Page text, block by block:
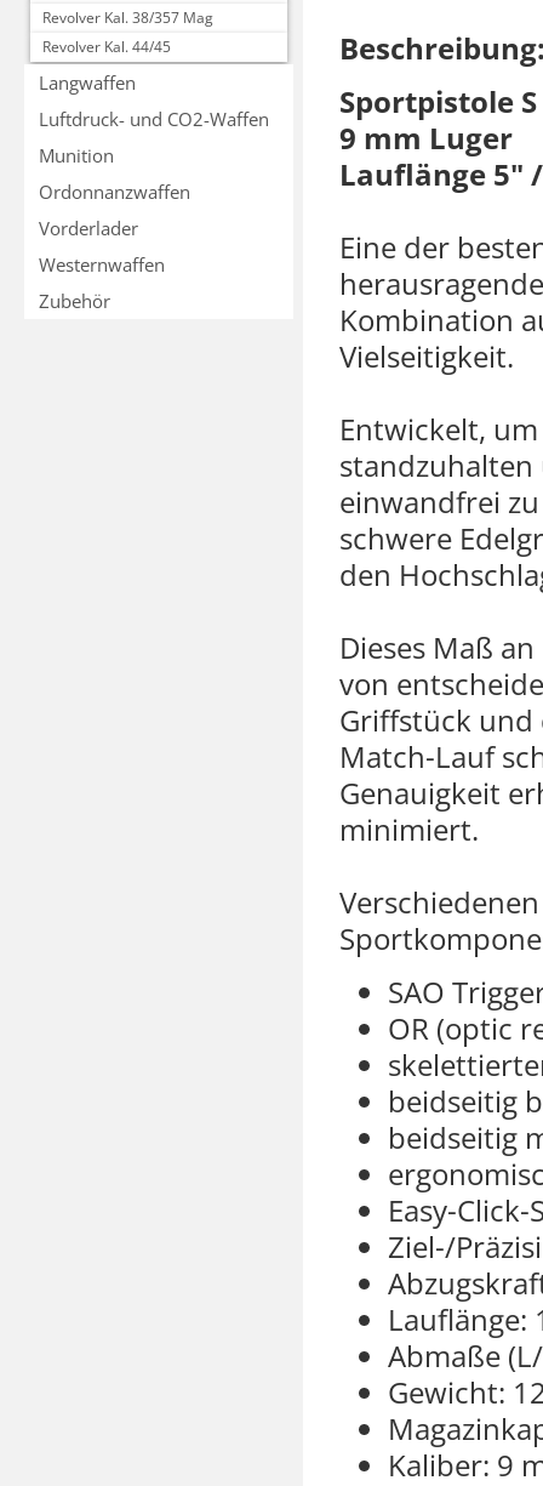
Revolver Kal. 38/357 Mag
Revolver Kal. 44/45
Langwaffen
Luftdruck- und CO2-Waffen
Munition
Ordonnanzwaffen
Vorderlader
Westernwaffen
Zubehör
Sportpistole S
9 mm Luger
Lauflänge 5"
Eine der
Kombination
Vielseitigkeit.
Entwickelt,
einwandfrei
schwere
den
Dieses Maß
von
Griffstück und
Match-Lauf
Genauigkeit
minimiert.
SAO
OR (optic
beidseitig
beidseitig
Easy-
Ziel-/
Lauflänge:
Abmaße
Gewicht:
Kaliber: 9